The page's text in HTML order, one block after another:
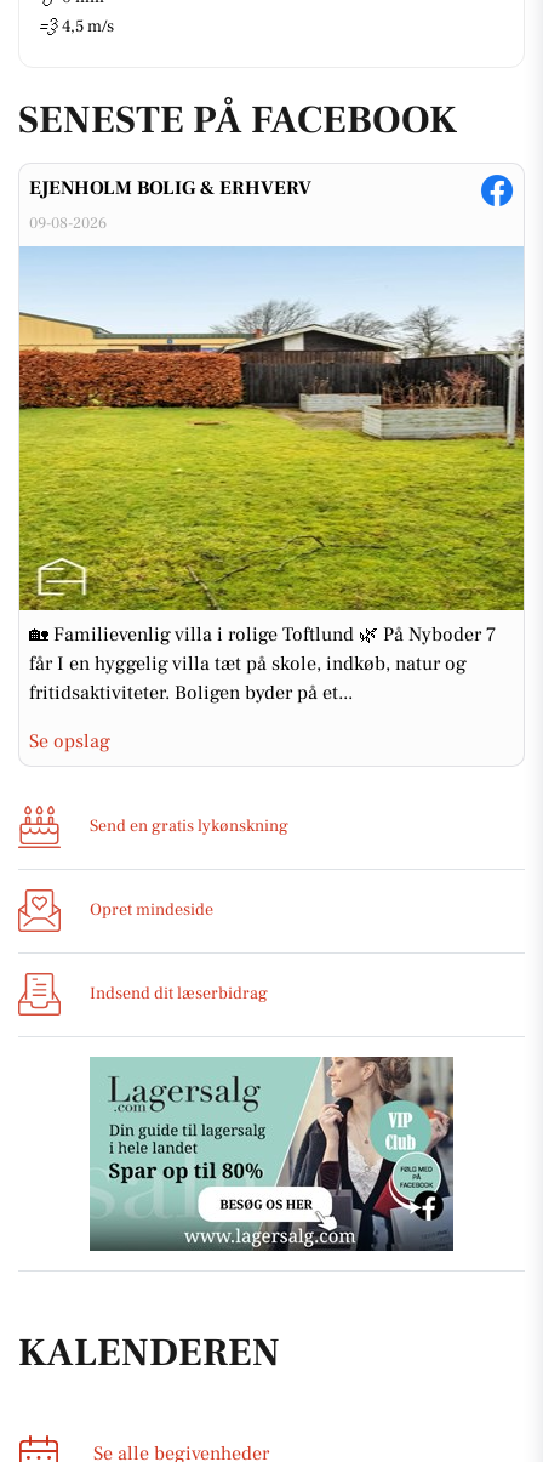
💨 4,5 m/s
SENESTE PÅ FACEBOOK
EJENHOLM BOLIG & ERHVERV
09-08-2026
🏡 Familievenlig villa i rolige Toftlund 🌿 På Nyboder 7
får I en hyggelig villa tæt på skole, indkøb, natur og
fritidsaktiviteter. Boligen byder på et...
Se opslag
Send en gratis lykønskning
Opret mindeside
Indsend dit læserbidrag
KALENDEREN
Se alle begivenheder